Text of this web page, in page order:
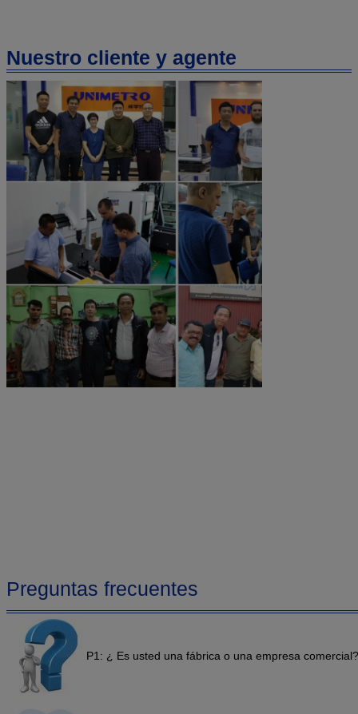
Nuestro cliente y agente
Preguntas frecuentes
P1: ¿ Es usted una fábrica o una empresa comercial?